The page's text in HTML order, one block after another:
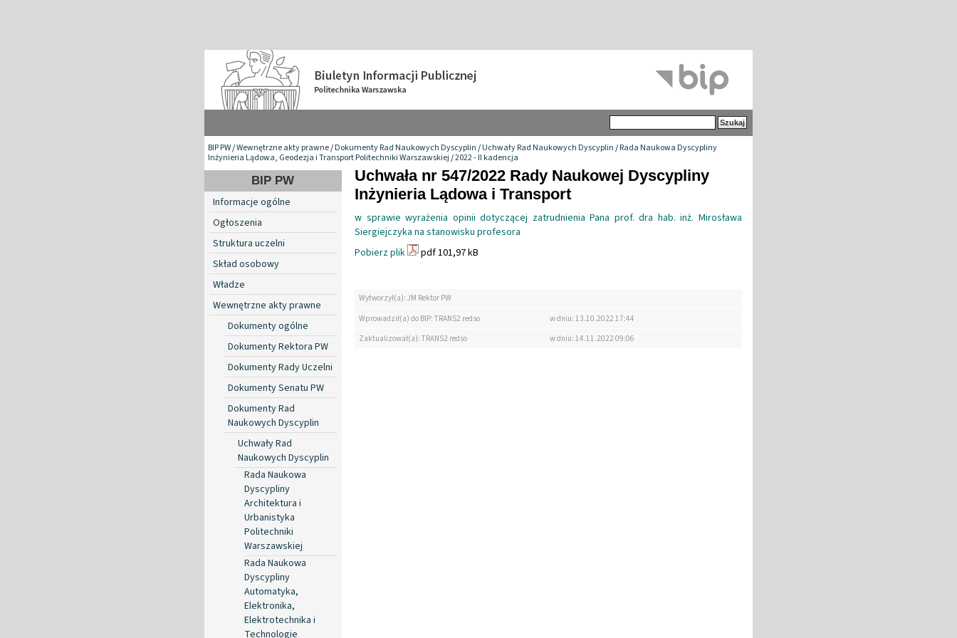
BIP PW/Wewnętrzne akty prawne/Dokumenty Rad Naukowych Dyscyplin/Uchwały Rad Naukowych Dyscyplin/Rada Naukowa Dyscypliny
Inżynieria Lądowa, Geodezja i Transport Politechniki Warszawskiej/2022 - II kadencja
BIP PW
Informacje ogólne
Ogłoszenia
Struktura uczelni
Skład osobowy
Władze
Wewnętrzne akty prawne
Dokumenty ogólne
Dokumenty Rektora PW
Dokumenty Rady Uczelni
Dokumenty Senatu PW
Dokumenty Rad
Naukowych Dyscyplin
Uchwały Rad
Naukowych Dyscyplin
Rada Naukowa
Dyscypliny
Architektura i
Urbanistyka
Politechniki
Warszawskiej
Rada Naukowa
Dyscypliny
Automatyka,
Elektronika,
Elektrotechnika i
Technologie
Uchwała nr 547/2022 Rady Naukowej Dyscypliny
Inżynieria Lądowa i Transport
w sprawie wyrażenia opinii dotyczącej zatrudnienia Pana prof. dra hab. inż. Mirosława
Siergiejczyka na stanowisku profesora
Pobierz plik
pdf 101,97 kB
Wytworzył(a): JM Rektor PW
Wprowadził(a) do BIP: TRANS2 redso
w dniu: 13.10.2022 17:44
Zaktualizował(a): TRANS2 redso
w dniu: 14.11.2022 09:06